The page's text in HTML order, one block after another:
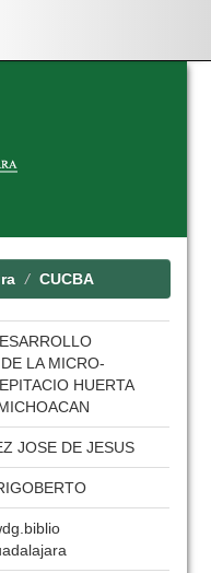
CUCBA
LA MICRO-
HUERTA
JOSE DE JESUS